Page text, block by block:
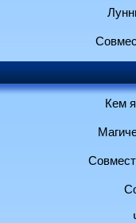
Кем